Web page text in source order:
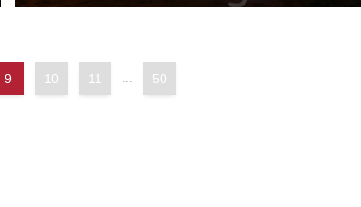
9 10 11 ... 50